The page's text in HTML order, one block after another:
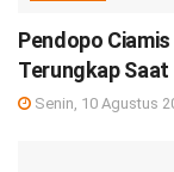
Pendopo
Terungkap
Senin, 10 Agustus